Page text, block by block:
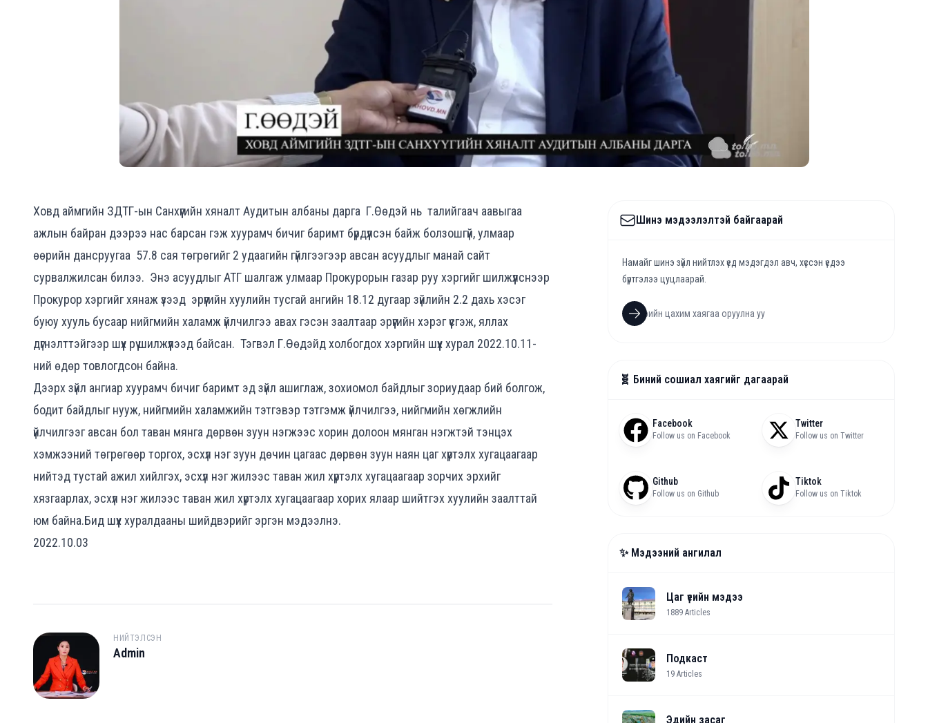
Ховд аймгийн ЗДТГ-ын Санхүүгийн хяналт Аудитын албаны дарга Г.Өөдэй нь талийгаач аавыгаа
ажлын байран дээрээ нас барсан гэж хуурамч бичиг баримт бүрдүүлсэн байж болзошгүй, улмаар
өөрийн дансруугаа 57.8 сая төгрөгийг 2 удаагийн гүйлгээгээр авсан асуудлыг манай сайт
сурвалжилсан билээ. Энэ асуудлыг АТГ шалгаж улмаар Прокурорын газар руу хэргийг шилжүүлснээр
Прокурор хэргийг хянаж үзээд эрүүгийн хуулийн тусгай ангийн 18.12 дугаар зүйлийн 2.2 дахь хэсэг
буюу хууль бусаар нийгмийн халамж үйлчилгээ авах гэсэн заалтаар эрүүгийн хэрэг үүсгэж, яллах
дүгнэлттэйгээр шүүх рүү шилжүүлээд байсан. Тэгвэл Г.Өөдэйд холбогдох хэргийн шүүх хурал 2022.10.11-
ний өдөр товлогдсон байна.
Дээрх зүйл ангиар хуурамч бичиг баримт эд зүйл ашиглаж, зохиомол байдлыг зориудаар бий болгож,
бодит байдлыг нууж, нийгмийн халамжийн тэтгэвэр тэтгэмж үйлчилгээ, нийгмийн хөгжлийн
үйлчилгээг авсан бол таван мянга дөрвөн зуун нэгжээс хорин долоон мянган нэгжтэй тэнцэх
хэмжээний төгрөгөөр торгох, эсхүл нэг зуун дөчин цагаас дөрвөн зуун наян цаг хүртэлх хугацаагаар
нийтэд тустай ажил хийлгэх, эсхүл нэг жилээс таван жил хүртэлх хугацаагаар зорчих эрхийг
хязгаарлах, эсхүл нэг жилээс таван жил хүртэлх хугацаагаар хорих ялаар шийтгэх хуулийн заалттай
юм байна.Бид шүүх хуралдааны шийдвэрийг эргэн мэдээлнэ.
2022.10.03
A
НИЙТЭЛСЭН
Admin
Шинэ мэдээлэлтэй байгаарай
Намайг шинэ зүйл нийтлэх үед мэдэгдэл авч, хүссэн үедээ
бүртгэлээ цуцлаарай.
🧬 Биний сошиал хаягийг дагаарай
Facebook
Follow us on Facebook
Twitter
Follow us on Twitter
Github
Follow us on Github
Tiktok
Follow us on Tiktok
✨ Мэдээний ангилал
Цаг үеийн мэдээ
1889 Articles
Подкаст
19 Articles
Эдийн засаг